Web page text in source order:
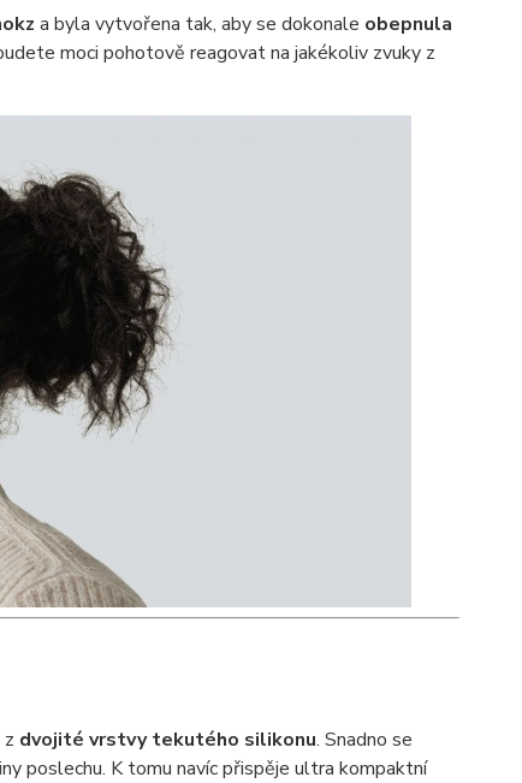
a byla vytvořena tak, aby se dokonale obepnula
moci pohotově reagovat na jakékoliv zvuky z
dvojité vrstvy tekutého silikonu. Snadno se
poslechu. K tomu navíc přispěje ultra kompaktní